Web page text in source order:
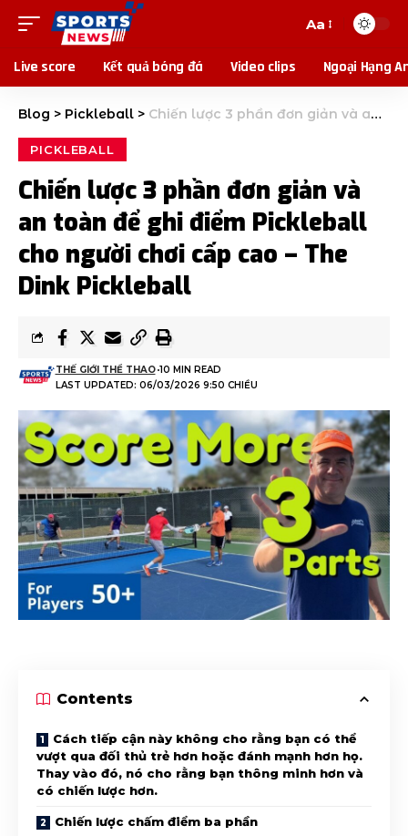
Aa
Live score Kết quả bóng đá Video clips Ngoại Hạng
Blog > Pickleball > Chiến lược 3 phần đơn giản và an toàn để ghi điểm Pickleball cho người chơi cấp cao – The Dink Pickleball
PICKLEBALL
Chiến lược 3 phần đơn giản và
an toàn để ghi điểm Pickleball
cho người chơi cấp cao – The
Dink Pickleball
LAST UPDATED: 06/03/2026 9:50 CHIỀU
THẾ GIỚI THỂ THAO 10 MIN READ
Contents
Cách tiếp cận này không cho rằng bạn có thể
vượt qua đối thủ trẻ hơn hoặc đánh mạnh hơn họ.
Thay vào đó, nó cho rằng bạn thông minh hơn và
có chiến lược hơn.
Chiến lược chấm điểm ba phần